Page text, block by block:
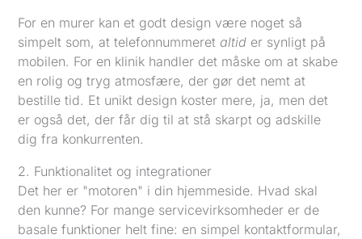
For en murer kan et godt design være noget så
simpelt som, at telefonnummeretaltid er synligt på
mobilen. For en klinik handler det måske om at skabe
en rolig og tryg atmosfære, der gør det nemt at
bestille tid. Et unikt design koster mere, ja, men det
er også det, der får dig til at stå skarpt og adskille
dig fra konkurrenten.
2. Funktionalitet og integrationer
Det her er "motoren" i din hjemmeside. Hvad skal
den kunne? For mange servicevirksomheder er de
basale funktioner helt fine: en simpel kontaktformular,